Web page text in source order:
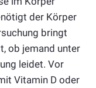
der Körper
bringt
ob jemand unter
leidet. Vor
Vitamin D oder